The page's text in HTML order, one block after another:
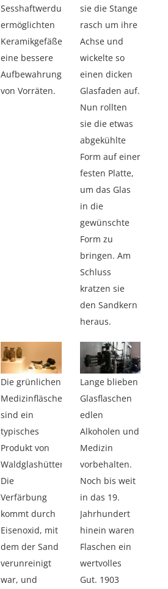
Sesshaftwerdung,
ermöglichten
Keramikgefäße
eine bessere
Aufbewahrung
von Vorräten.
sie die Stange
rasch um ihre
Achse und
wickelte so
einen dicken
Glasfaden auf.
Nun rollten
sie die etwas
abgekühlte
Form auf einer
festen Platte,
um das Glas
in die
gewünschte
Form zu
bringen. Am
Schluss
kratzen sie
den Sandkern
heraus.
Die grünlichen
Medizinfläschen
sind ein
typisches
Produkt von
Waldglashütten.
Die
Verfärbung
kommt durch
Eisenoxid, mit
dem der Sand
verunreinigt
war, und
Lange blieben
Glasflaschen
edlen
Alkoholen und
Medizin
vorbehalten.
Noch bis weit
in das 19.
Jahrhundert
hinein waren
Flaschen ein
wertvolles
Gut. 1903